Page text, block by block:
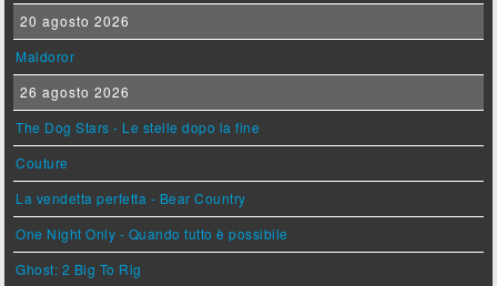
20 agosto 2026
Maldoror
26 agosto 2026
The Dog Stars - Le stelle dopo la fine
Couture
La vendetta perfetta - Bear Country
One Night Only - Quando tutto è possibile
Ghost: 2 Big To Rig